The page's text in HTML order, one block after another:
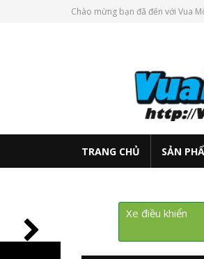
Chào mừng bạn đã đến với Vua
TRANG CHỦ SẢN
Xe điều khiển